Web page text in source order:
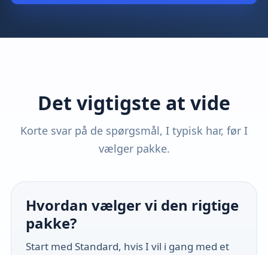
Det vigtigste at vide
Korte svar på de spørgsmål, I typisk har, før I
vælger pakke.
Hvordan vælger vi den rigtige
pakke?
Start med Standard, hvis I vil i gang med et